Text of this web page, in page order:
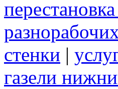
стенки |
газели